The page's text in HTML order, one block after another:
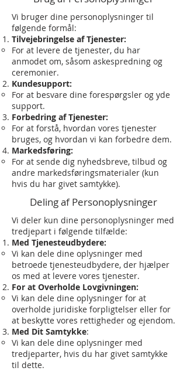
Vi bruger dine personoplysninger til
følgende formål:
Tilvejebringelse af Tjenester:
For at levere de tjenester, du har
anmodet om, såsom askespredning og
ceremonier.
Kundesupport:
For at besvare dine forespørgsler og yde
support.
Forbedring af Tjenester:
For at forstå, hvordan vores tjenester
bruges, og hvordan vi kan forbedre dem.
Markedsføring:
For at sende dig nyhedsbreve, tilbud og
andre markedsføringsmaterialer (kun
hvis du har givet samtykke).
Deling af Personoplysninger
Vi deler kun dine personoplysninger med
tredjepart i følgende tilfælde:
Med Tjenesteudbydere:
Vi kan dele dine oplysninger med
betroede tjenesteudbydere, der hjælper
os med at levere vores tjenester.
For at Overholde Lovgivningen:
Vi kan dele dine oplysninger for at
overholde juridiske forpligtelser eller for
at beskytte vores rettigheder og ejendom.
Med Dit Samtykke:
Vi kan dele dine oplysninger med
tredjeparter, hvis du har givet samtykke
til dette.